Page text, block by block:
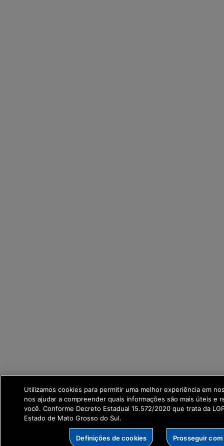
Utilizamos cookies para permitir uma melhor experiência em
nos ajudar a compreender quais informações são mais úteis e
você. Conforme Decreto Estadual 15.572/2020 que trata da
Estado de Mato Grosso do Sul.
Definições de cookies Prosseguir